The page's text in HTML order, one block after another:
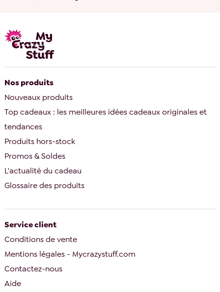
Nos produits
Nouveaux produits
Top cadeaux : les meilleures idées cadeaux originales et
tendances
Produits hors-stock
Promos & Soldes
L'actualité du cadeau
Glossaire des produits
Service client
Conditions de vente
Mentions légales - Mycrazystuff.com
Contactez-nous
Aide